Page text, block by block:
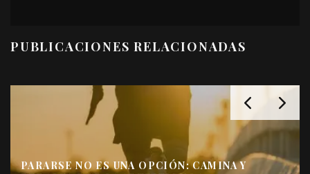
PUBLICACIONES RELACIONADAS
Y
EL SECRETO DE LOS DEPORTISTAS
PROFESIONALES QUE TODOS PODEMOS